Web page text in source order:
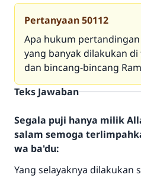
Pertanyaan50112
Apa hukum
yang banyak dilakukan
dan bincang-bincang
Teks Jawaban
Segala puji hanya milik
salam semoga
wa ba'du:
Yang selayaknya dilakukan